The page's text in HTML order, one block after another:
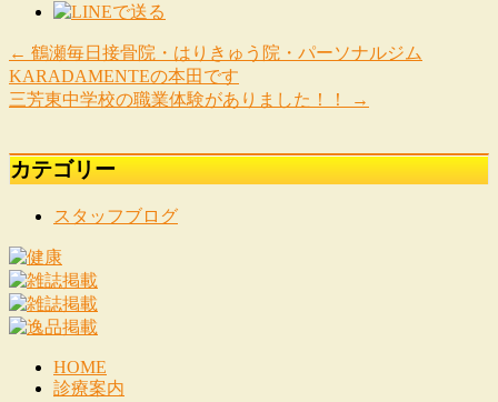
← 鶴瀬毎日接骨院・はりきゅう院・パーソナルジム
KARADAMENTEの本田です
三芳東中学校の職業体験がありました！！
→
カテゴリー
スタッフブログ
HOME
診療案内